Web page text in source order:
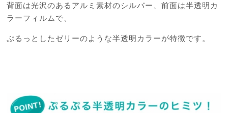
背面は光沢のあるアルミ素材のシルバー、前面は半透明カ
ラーフィルムで、
ぷるっとしたゼリーのような半透明カラーが特徴です。